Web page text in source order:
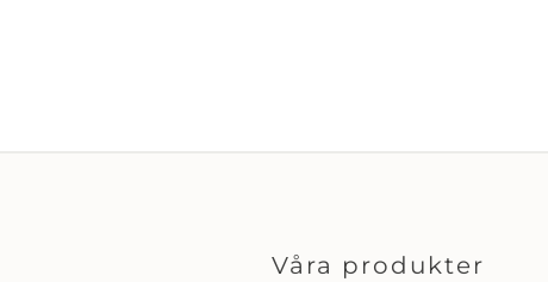
Våra produkter